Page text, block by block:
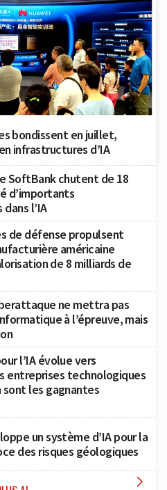
bondissent en juillet,
infrastructures d’IA
SoftBank chutent de 18
d’importants
l’IA
de défense propulsent
américaine
de 8 milliards de
ne mettra pas
à l’épreuve, mais
l’IA évolue vers
entreprises technologiques
sont les gagnantes
un système d’IA pour la
des risques géologiques
